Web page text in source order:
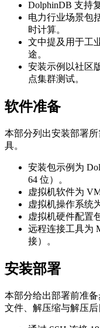
DolphinDB 支持
电力行业场景包
时计算。
文中提及用于工
途。
安装示例以社区
点集群测试。
软件准备
本部分列出安装部署
具。
安装包示例为
64 位）。
虚拟机软件为
虚拟机操作系统
虚拟机硬件配置
远程连接工具为
接）。
安装部署
本部分给出部署前准
文件、解压缩与解压后